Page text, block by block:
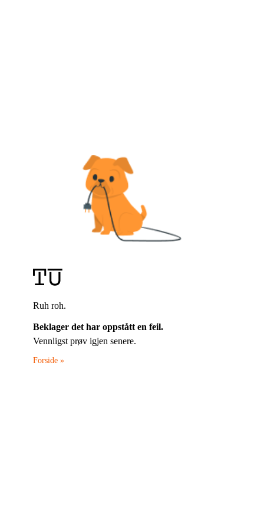
Ruh roh.
Beklager det har oppstått en feil.
Vennligst prøv igjen senere.
Forside »